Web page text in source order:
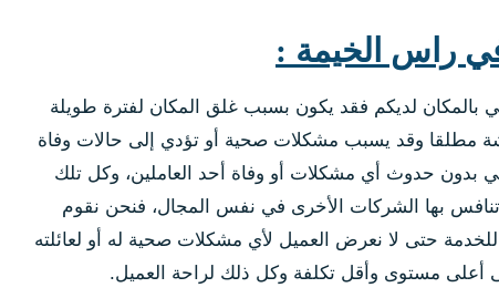
راس الخيمة :
بالمكان لديكم فقد يكون بسبب غلق المكان لفترة طويلة
مطلقا وقد يسبب مشكلات صحية أو تؤدي إلى حالات وفاة
بدون حدوث أي مشكلات أو وفاة أحد العاملين، وكل تلك
تنافس بها الشركات الأخرى في نفس المجال، فنحن نقوم
حتى لا نعرض العميل لأي مشكلات صحية له أو لعائلته
مستوى وأقل تكلفة وكل ذلك لراحة العميل.